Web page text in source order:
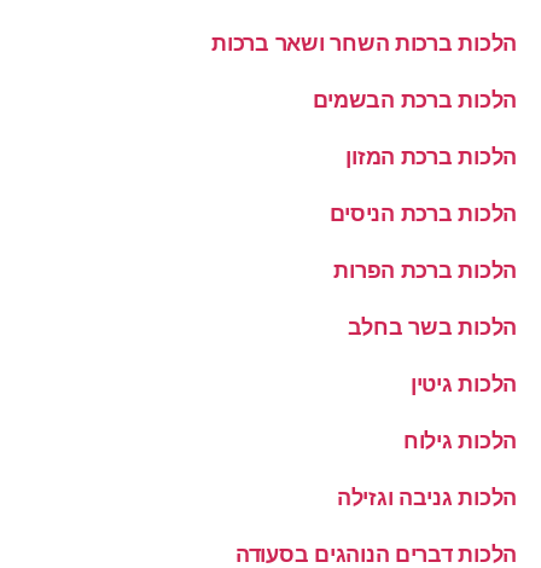
הלכות ברכות השחר ושאר ברכות
הלכות ברכת הבשמים
הלכות ברכת המזון
הלכות ברכת הניסים
הלכות ברכת הפרות
הלכות בשר בחלב
הלכות גיטין
הלכות גילוח
הלכות גניבה וגזילה
הלכות דברים הנוהגים בסעודה